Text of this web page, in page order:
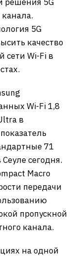
канала.
5G
качество
сети Wi-Fi в
Wi-Fi 1,8
в
71
сегодня.
Macro
передачи
пропускной
канала.
на одной